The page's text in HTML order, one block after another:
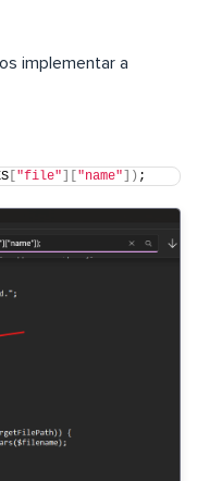
implementar a
["file"]["name"]) ;